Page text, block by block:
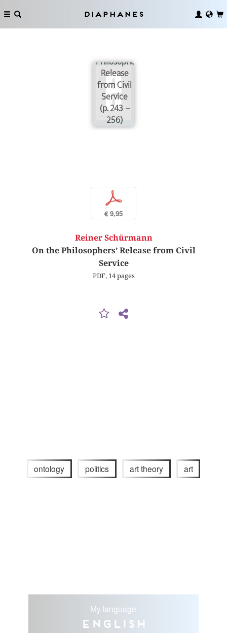
Diaphanes
Philosophers’
Release
from Civil
Service
(p. 243 –
256)
p
€ 9,95
Reiner Schürmann
On the Philosophers’ Release from Civil
Service
PDF, 14 pages
ontology politics art theory art
My language
English